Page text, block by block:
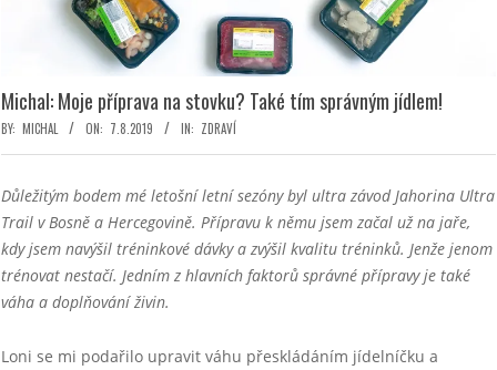
Michal: Moje příprava na stovku? Také tím správným jídlem!
BY: MICHAL ON: 7.8.2019 IN: ZDRAVÍ
Důležitým bodem mé letošní letní sezóny byl ultra závod Jahorina Ultra
Trail v Bosně a Hercegovině. Přípravu k němu jsem začal už na jaře,
kdy jsem navýšil tréninkové dávky a zvýšil kvalitu tréninků. Jenže jenom
trénovat nestačí. Jedním z hlavních faktorů správné přípravy je také
váha a doplňování živin.
Loni se mi podařilo upravit váhu přeskládáním jídelníčku a